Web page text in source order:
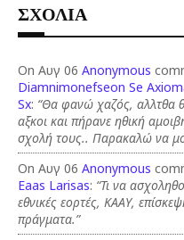
ΣΧΟΛΙΑ
On Αυγ 06 Anonymous
Diamnimonefseon Se
Sx: “Θα φανώ χαζός, αλλτθα
αξκοι και πήρανε ηθική
σχολή τους.. Παρακαλώ να
On Αυγ 06 Anonymous
Eaas Larisas: “Τι να
εθνικές εορτές, ΚΑΑΥ,
πράγματα.”